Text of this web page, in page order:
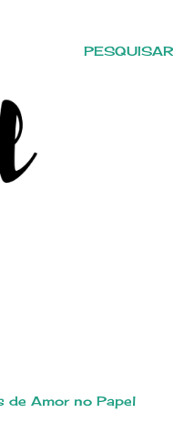
PESQUISAR
de Amor no Papel